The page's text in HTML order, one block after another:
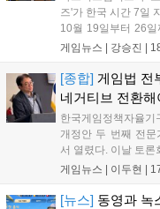
즈'가 한국 시간 7일
10월 19일부터 26
의 '더 디비전 리서전
각기 다른 장르에서
게임뉴스 | 강승진
[종합] 게임법 전
네거티브 전환해
한국게임정책자율
개정안 두 번째 전문
서 열렸다. 이날 토론
주요 쟁점과 성과를
호사가 게임 등...
게임뉴스 | 이두현
[뉴스] 동영과 녹